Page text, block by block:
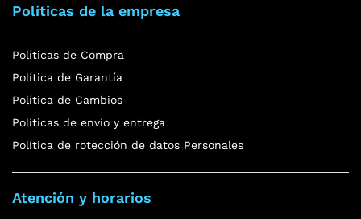
Políticas de la empresa
Políticas de Compra
Política de Garantía
Política de Cambios
Políticas de envío y entrega
Política de rotección de datos Personales
Atención y horarios